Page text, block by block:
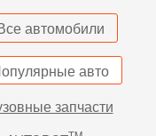
автомобили
авто
запчасти